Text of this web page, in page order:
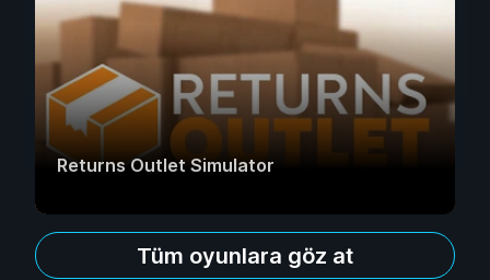
Returns Outlet Simulator
Tüm oyunlara göz at